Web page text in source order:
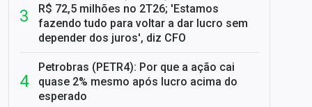
R$ 72,5 milhões no 2T26; 'Estamos
fazendo tudo para voltar a dar lucro sem
depender dos juros', diz CFO
Petrobras (PETR4): Por que a ação cai
quase 2% mesmo após lucro acima do
esperado